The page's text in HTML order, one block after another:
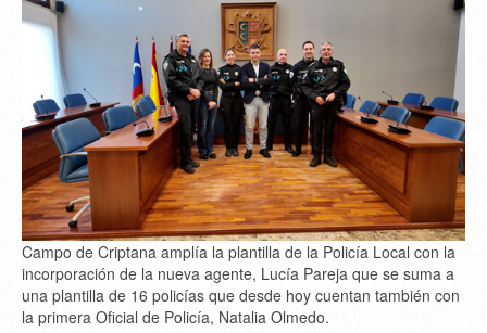
Campo de Criptana amplía la plantilla de la Policía Local con la
incorporación de la nueva agente, Lucía Pareja que se suma a
una plantilla de 16 policías que desde hoy cuentan también con
la primera Oficial de Policía, Natalia Olmedo.